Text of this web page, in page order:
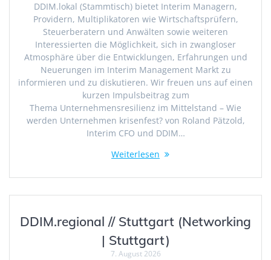
DDIM.lokal (Stammtisch) bietet Interim Managern,
Providern, Multiplikatoren wie Wirtschaftsprüfern,
Steuerberatern und Anwälten sowie weiteren
Interessierten die Möglichkeit, sich in zwangloser
Atmosphäre über die Entwicklungen, Erfahrungen und
Neuerungen im Interim Management Markt zu
informieren und zu diskutieren. Wir freuen uns auf einen
kurzen Impulsbeitrag zum
Thema Unternehmensresilienz im Mittelstand – Wie
werden Unternehmen krisenfest? von Roland Pätzold,
Interim CFO und DDIM…
Weiterlesen
DDIM.regional // Stuttgart (Networking
| Stuttgart)
7. August 2026